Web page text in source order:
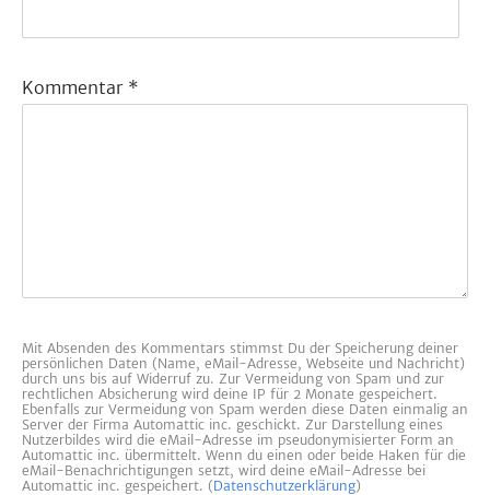
Kommentar *
Mit Absenden des Kommentars stimmst Du der Speicherung deiner
persönlichen Daten (Name, eMail-Adresse, Webseite und Nachricht)
durch uns bis auf Widerruf zu. Zur Vermeidung von Spam und zur
rechtlichen Absicherung wird deine IP für 2 Monate gespeichert.
Ebenfalls zur Vermeidung von Spam werden diese Daten einmalig an
Server der Firma Automattic inc. geschickt. Zur Darstellung eines
Nutzerbildes wird die eMail-Adresse im pseudonymisierter Form an
Automattic inc. übermittelt. Wenn du einen oder beide Haken für die
eMail-Benachrichtigungen setzt, wird deine eMail-Adresse bei
Automattic inc. gespeichert. (Datenschutzerklärung)